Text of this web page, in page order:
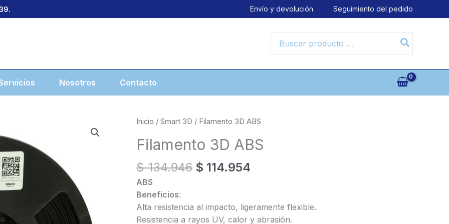
Envío y devolución Seguimiento del pedido
for:
Nosotros Contacto
Inicio / Smart 3D / Filamento 3D ABS
Filamento 3D ABS
$134.946 Original
$ 134.946.
$ 114.954
$ 114.954.
ABS
Beneficios:
Alta resistencia al impacto, ligeramente flexible.
Resistencia a rayos UV, calor y abrasión.